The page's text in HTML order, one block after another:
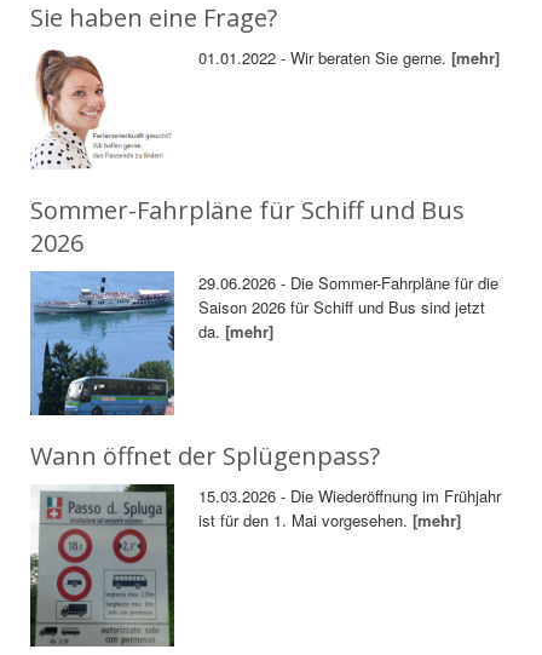
Sie haben eine Frage?
01.01.2022 - Wir beraten Sie gerne.[mehr]
Sommer-Fahrpläne für Schiff und Bus
2026
29.06.2026 - Die Sommer-Fahrpläne für die
Saison 2026 für Schiff und Bus sind jetzt
da.[mehr]
Wann öffnet der Splügenpass?
15.03.2026 - Die Wiederöffnung im Frühjahr
ist für den 1. Mai vorgesehen.[mehr]